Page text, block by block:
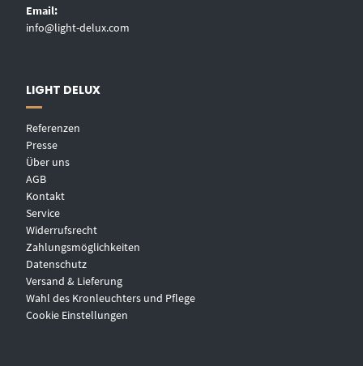
Email:
info@light-delux.com
LIGHT DELUX
Referenzen
Presse
Über uns
AGB
Kontakt
Service
Widerrufsrecht
Zahlungsmöglichkeiten
Datenschutz
Versand & Lieferung
Wahl des Kronleuchters und Pflege
Cookie Einstellungen